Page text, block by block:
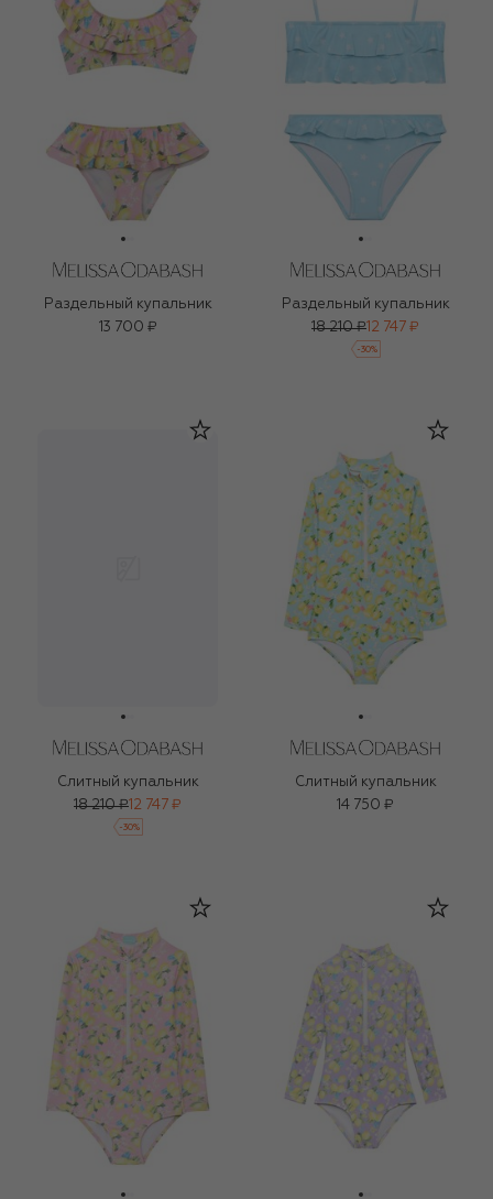
Раздельный купальник
13 700 ₽
Раздельный купальник
18 210 ₽ 12 747 ₽
-30%
Слитный купальник
18 210 ₽ 12 747 ₽
-30%
Слитный купальник
14 750 ₽